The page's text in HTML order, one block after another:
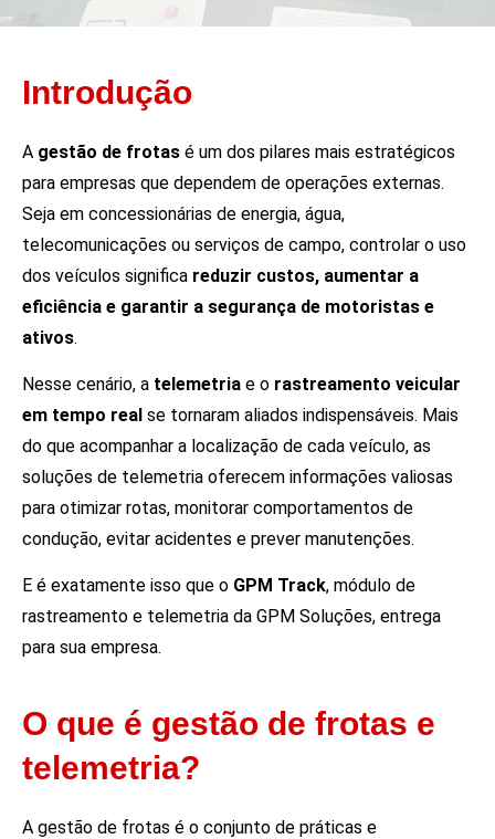
Introdução
A gestão de frotas é um dos pilares mais estratégicos
para empresas que dependem de operações externas.
Seja em concessionárias de energia, água,
telecomunicações ou serviços de campo, controlar o uso
dos veículos significa reduzir custos, aumentar a
eficiência e garantir a segurança de motoristas e
ativos.
Nesse cenário, a telemetria e o rastreamento veicular
em tempo real se tornaram aliados indispensáveis. Mais
do que acompanhar a localização de cada veículo, as
soluções de telemetria oferecem informações valiosas
para otimizar rotas, monitorar comportamentos de
condução, evitar acidentes e prever manutenções.
E é exatamente isso que o GPM Track, módulo de
rastreamento e telemetria da GPM Soluções, entrega
para sua empresa.
O que é gestão de frotas e
telemetria?
A gestão de frotas é o conjunto de práticas e